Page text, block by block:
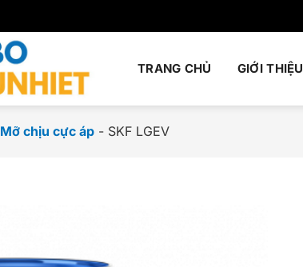
TRANG CHỦ GIỚI THIỆU
Mỡ chịu cực áp - SKF LGEV